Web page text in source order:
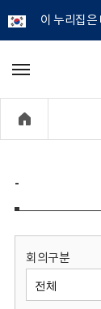
이 누리집
메
기
-
회의구분